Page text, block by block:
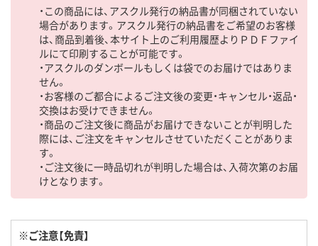
・この商品には、アスクル発行の納品書が同梱されていない
場合があります。アスクル発行の納品書をご希望のお客様
は、商品到着後、本サイト上のご利用履歴よりＰＤＦファイ
ルにて印刷することが可能です。
・アスクルのダンボールもしくは袋でのお届けではありま
せん。
・お客様のご都合によるご注文後の変更・キャンセル・返品・
交換はお受けできません。
・商品のご注文後に商品がお届けできないことが判明した
際には、ご注文をキャンセルさせていただくことがありま
す。
・ご注文後に一時品切れが判明した場合は、入荷次第のお届
けとなります。
※ご注意【免責】